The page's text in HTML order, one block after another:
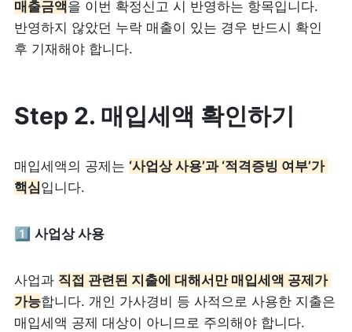
매출금액을 이번 확정신고 시 반영하는 항목입니다.
반영하지 않았던 누락 매출이 있는 경우 반드시 확인
후 기재해야 합니다.
Step 2. 매입세액 확인하기
매입세액의 공제는 ‘사업상 사용’과 ‘적격증빙 여부’가
핵심입니다.
1️⃣ 사업상 사용
사업과 직접 관련된 지출에 대해서만 매입세액 공제가
가능합니다. 개인 가사경비 등 사적으로 사용한 지출은
매입세액 공제 대상이 아니므로 주의해야 합니다.